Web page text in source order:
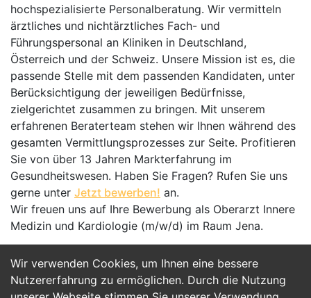
Wir verwenden Cookies, um Ihnen eine bessere
Nutzererfahrung zu ermöglichen. Durch die Nutzung
hochspezialisierte Personalberatung. Wir vermitteln
ärztliches und nichtärztliches Fach- und
Führungspersonal an Kliniken in Deutschland,
Österreich und der Schweiz. Unsere Mission ist es, die
passende Stelle mit dem passenden Kandidaten, unter
Berücksichtigung der jeweiligen Bedürfnisse,
zielgerichtet zusammen zu bringen. Mit unserem
erfahrenen Beraterteam stehen wir Ihnen während des
gesamten Vermittlungsprozesses zur Seite. Profitieren
Sie von über 13 Jahren Markterfahrung im
Gesundheitswesen. Haben Sie Fragen? Rufen Sie uns
gerne unter Jetzt bewerben! an.
Wir freuen uns auf Ihre Bewerbung als Oberarzt Innere
Medizin und Kardiologie (m/w/d) im Raum Jena.
Jetzt Bewerben